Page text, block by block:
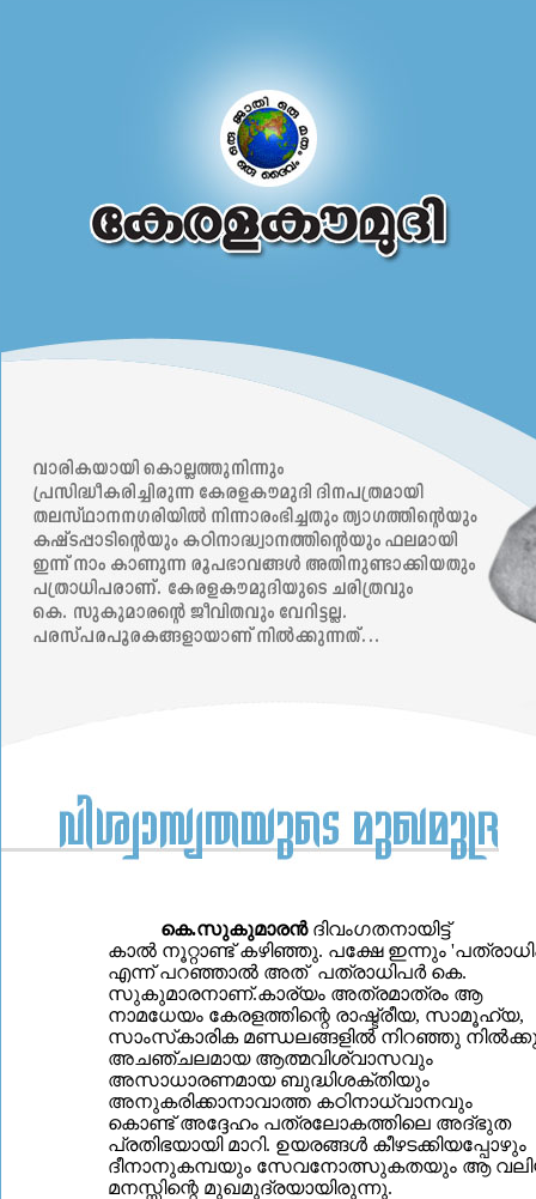
കെ.സുകുമാരന്‍ ദിവംഗതനായിട്ട്
കാല്‍ നൂറ്റാണ്ട് കഴിഞ്ഞു. പക്ഷേ ഇന്നും
എന്ന് പറഞ്ഞാല്‍ അത് പത്രാധിപര്‍ കെ.
സുകുമാരനാണ്.കാര്യം അത്രമാത്രം ആ
നാമധേയം കേരളത്തിന്റെ രാഷ്ട്രീയ, സാമൂഹ്യ,
സാംസ്‌കാരിക മണ്ഡലങ്ങളില്‍ നിറഞ്ഞു
അചഞ്ചലമായ ആത്മവിശ്വാസവും
അസാധാരണമായ ബുദ്ധിശക്തിയും
അനുകരിക്കാനാവാത്ത കഠിനാധ്വാനവും
കൊണ്ട് അദ്ദേഹം പത്രലോകത്തിലെ അദ്ഭുത
പ്രതിഭയായി മാറി. ഉയരങ്ങള്‍ കീഴടക്കിയപ്പോഴും
ദീനാനുകമ്പയും സേവനോത്സുകതയും ആ
മനസ്സിന്റെ മുഖമുദ്രയായിരുന്നു.